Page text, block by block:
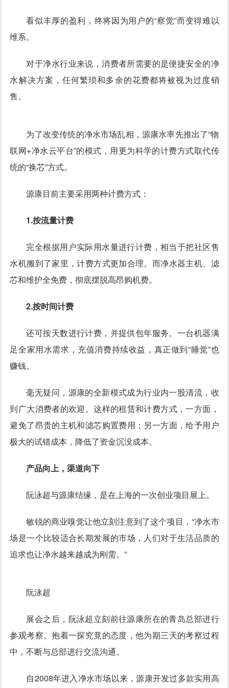
看似丰厚的盈利，终将因为用户的“察觉”而变得难以
维系。
对于净水行业来说，消费者所需要的是便捷安全的净
水解决方案，任何繁琐和多余的花费都将被视为过度销
售。
为了改变传统的净水市场乱相，源康水率先推出了“物
联网+净水云平台”的模式，用更为科学的计费方式取代传
统的“换芯”方式。
源康目前主要采用两种计费方式：
1.按流量计费
完全根据用户实际用水量进行计费，相当于把社区售
水机搬到了家里，计费方式更加合理。而净水器主机、滤
芯和维护全免费，彻底摆脱高昂购机费。
2.按时间计费
还可按天数进行计费，并提供包年服务。一台机器满
足全家用水需求，充值消费持续收益，真正做到“睡觉”也
赚钱。
毫无疑问，源康的全新模式成为行业内一股清流，收
到广大消费者的欢迎。这样的租赁和计费方式，一方面，
避免了昂贵的主机和滤芯购置费用；另一方面，给予用户
极大的试错成本，降低了资金沉没成本。
产品向上，渠道向下
阮泳超与源康结缘，是在上海的一次创业项目展上。
敏锐的商业嗅觉让他立刻注意到了这个项目，“净水市
场是一个比较适合长期发展的市场，人们对于生活品质的
追求也让净水越来越成为刚需。”
阮泳超
展会之后，阮泳超立刻前往源康所在的青岛总部进行
参观考察。抱着一探究竟的态度，他为期三天的考察过程
中，不断与总部进行交流沟通。
自2008年进入净水市场以来，源康开发过多款实用高